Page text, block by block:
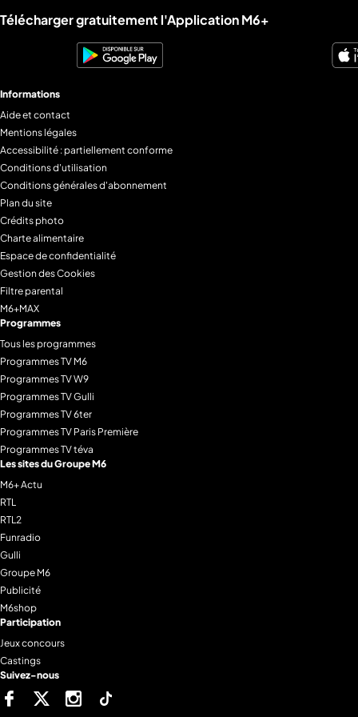
Liens utiles M6+.
Télécharger gratuitement l'Application M6+
Informations
Aide et contact
Mentions légales
Accessibilité : partiellement conforme
Conditions d'utilisation
Conditions générales d'abonnement
Plan du site
Crédits photo
Charte alimentaire
Espace de confidentialité
Gestion des Cookies
Filtre parental
M6+MAX
Programmes
Tous les programmes
Programmes TV M6
Programmes TV W9
Programmes TV Gulli
Programmes TV 6ter
Programmes TV Paris Première
Programmes TV téva
Les sites du Groupe M6
M6+ Actu
RTL
RTL2
Funradio
Gulli
Groupe M6
Publicité
M6shop
Participation
Jeux concours
Castings
Suivez-nous
FacebookTwitter Instagram